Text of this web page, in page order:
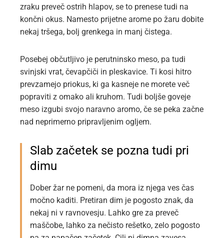
zraku preveč ostrih hlapov, se to prenese tudi na
končni okus. Namesto prijetne arome po žaru dobite
nekaj tršega, bolj grenkega in manj čistega.
Posebej občutljivo je perutninsko meso, pa tudi
svinjski vrat, čevapčiči in pleskavice. Ti kosi hitro
prevzamejo priokus, ki ga kasneje ne morete več
popraviti z omako ali kruhom. Tudi boljše goveje
meso izgubi svojo naravno aromo, če se peka začne
nad neprimerno pripravljenim ogljem.
Slab začetek se pozna tudi pri
dimu
Dober žar ne pomeni, da mora iz njega ves čas
močno kaditi. Pretiran dim je pogosto znak, da
nekaj ni v ravnovesju. Lahko gre za preveč
maščobe, lahko za nečisto rešetko, zelo pogosto